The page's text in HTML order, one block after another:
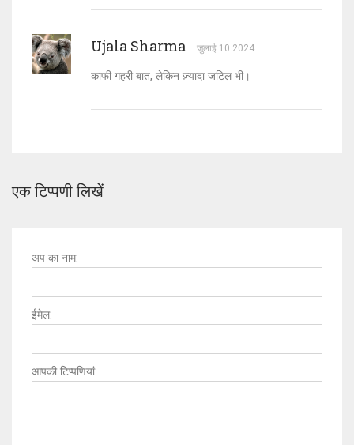
Ujala Sharma जुलाई 10 2024
काफी गहरी बात, लेकिन ज़्यादा जटिल भी।
एक टिप्पणी लिखें
अप का नाम:
ईमेल:
आपकी टिप्पणियां: